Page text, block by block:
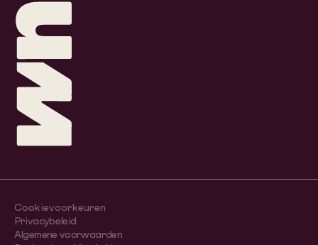
Cookievoorkeuren
Privacybeleid
Algemene voorwaarden